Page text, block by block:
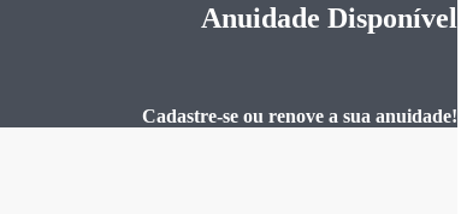
Anuidade Disponível
Cadastre-se ou renove a sua anuidade!